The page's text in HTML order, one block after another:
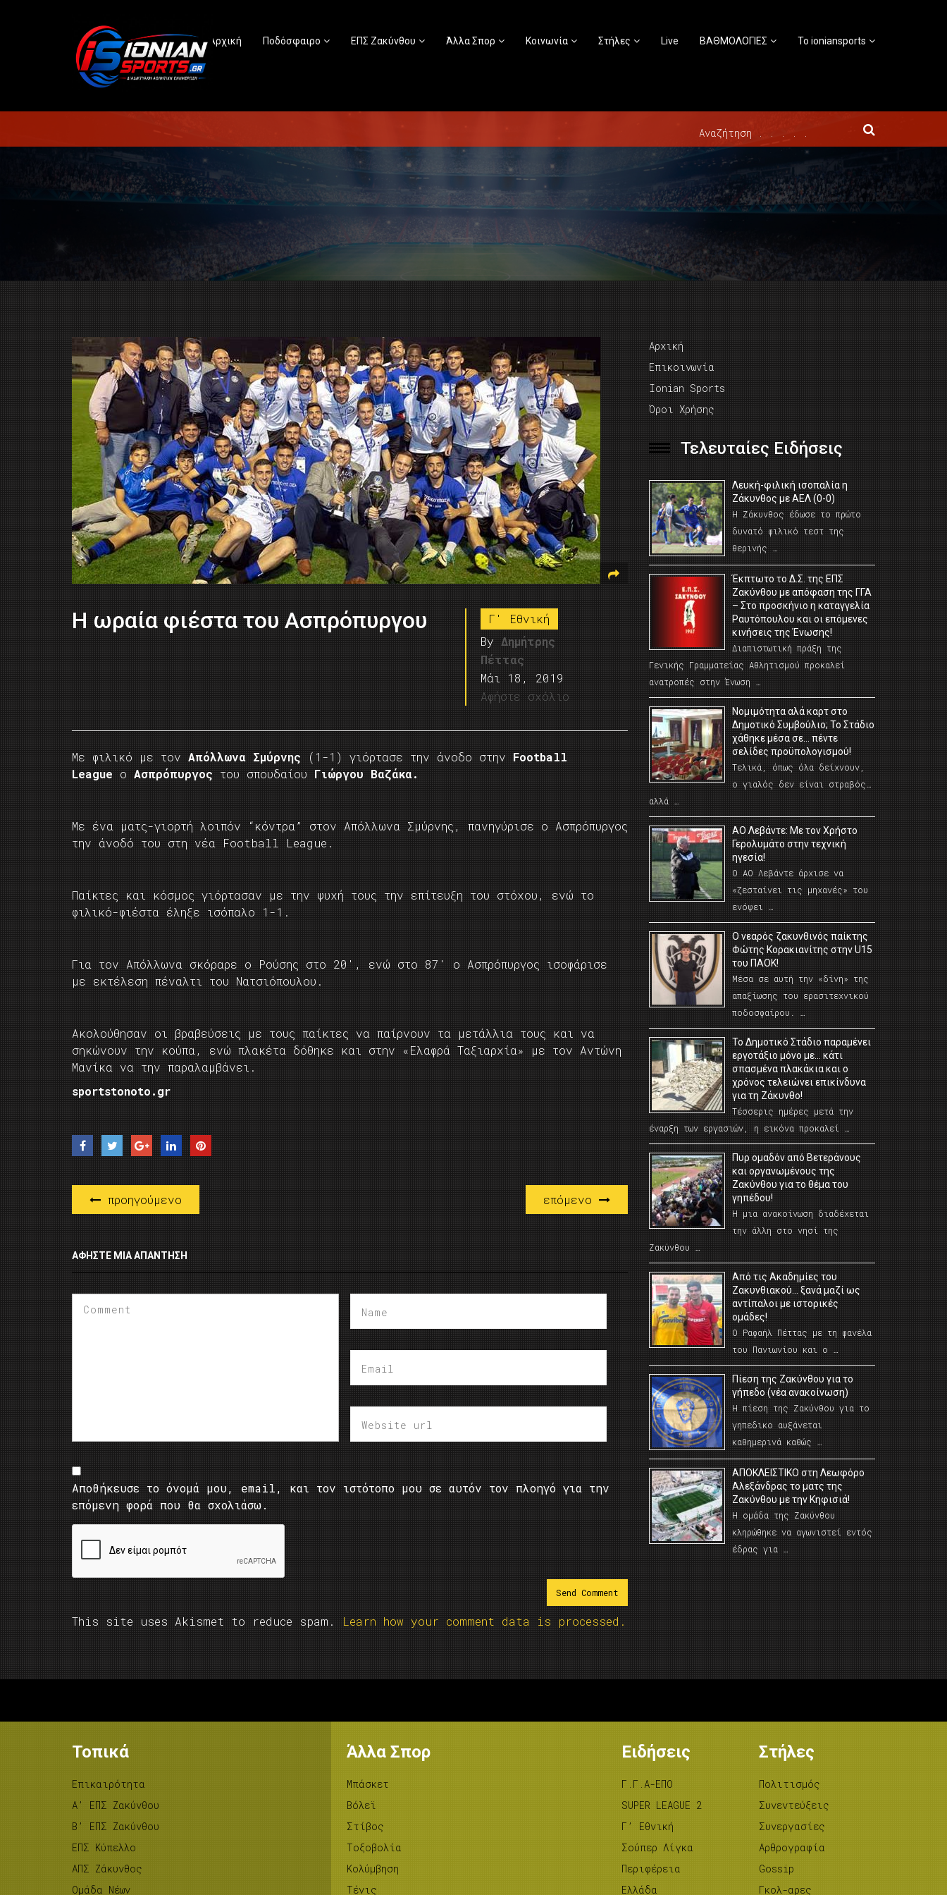
Αρχική Ποδόσφαιρο ΕΠΣ Ζακύνθου Άλλα Σπορ Κοινωνία Στήλες Live ΒΑΘΜΟΛΟΓΙΕΣ Το ioniansports
Η ωραία φιέστα του Ασπρόπυργου
Γ' Εθνική
By Δημήτρης
Πέττας
Μάι 18, 2019
Αφήστε σχόλιο
Με φιλικό με τον Απόλλωνα Σμύρνης (1-1) γιόρτασε την άνοδο στην Football
League ο Ασπρόπυργος του σπουδαίου Γιώργου Βαζάκα.
Με ένα ματς-γιορτή λοιπόν “κόντρα” στον Απόλλωνα Σμύρνης, πανηγύρισε ο Ασπρόπυργος
την άνοδό του στη νέα Football League.
Παίκτες και κόσμος γιόρτασαν με την ψυχή τους την επίτευξη του στόχου, ενώ το
φιλικό-φιέστα έληξε ισόπαλο 1-1.
Για τον Απόλλωνα σκόραρε ο Ρούσης στο 20′, ενώ στο 87′ ο Ασπρόπυργος ισοφάρισε
με εκτέλεση πέναλτι του Νατσιόπουλου.
Ακολούθησαν οι βραβεύσεις με τους παίκτες να παίρνουν τα μετάλλια τους και να
σηκώνουν την κούπα, ενώ πλακέτα δόθηκε και στην «Ελαφρά Ταξιαρχία» με τον Αντώνη
Μανίκα να την παραλαμβάνει.
sportstonoto.gr
προηγούμενο επόμενο
ΑΦΉΣΤΕ ΜΙΑ ΑΠΆΝΤΗΣΗ
Αποθήκευσε το όνομά μου, email, και τον ιστότοπο μου σε αυτόν τον πλοηγό για την
επόμενη φορά που θα σχολιάσω.
This site uses Akismet to reduce spam. Learn how your comment data is processed.
Αρχική
Επικοινωνία
Ionian Sports
Όροι Χρήσης
Τελευταίες Ειδήσεις
Λευκή-φιλική ισοπαλία η
Ζάκυνθος με ΑΕΛ (0-0)
Η Ζάκυνθος έδωσε το πρώτο
δυνατό φιλικό τεστ της
θερινής …
Έκπτωτο το Δ.Σ. της ΕΠΣ
Ζακύνθου με απόφαση της ΓΓΑ
– Στο προσκήνιο η καταγγελία
Ραυτόπουλου και οι επόμενες
κινήσεις της Ένωσης!
Διαπιστωτική πράξη της
Γενικής Γραμματείας Αθλητισμού προκαλεί
ανατροπές στην Ένωση …
Νομιμότητα αλά καρτ στο
Δημοτικό Συμβούλιο; Το Στάδιο
χάθηκε μέσα σε… πέντε
σελίδες προϋπολογισμού!
Τελικά, όπως όλα δείχνουν,
ο γιαλός δεν είναι στραβός…
αλλά …
ΑΟ Λεβάντε: Με τον Χρήστο
Γερολυμάτο στην τεχνική
ηγεσία!
Ο ΑΟ Λεβάντε άρχισε να
«ζεσταίνει τις μηχανές» του
ενόψει …
O νεαρός ζακυνθινός παίκτης
Φώτης Κορακιανίτης στην U15
του ΠΑΟΚ!
Μέσα σε αυτή την «δίνη» της
απαξίωσης του ερασιτεχνικού
ποδοσφαίρου. …
Το Δημοτικό Στάδιο παραμένει
εργοτάξιο μόνο με… κάτι
σπασμένα πλακάκια και ο
χρόνος τελειώνει επικίνδυνα
για τη Ζάκυνθο!
Τέσσερις ημέρες μετά την
έναρξη των εργασιών, η εικόνα προκαλεί …
Πυρ ομαδόν από Βετεράνους
και οργανωμένους της
Ζακύνθου για το θέμα του
γηπέδου!
Η μια ανακοίνωση διαδέχεται
την άλλη στο νησί της
Ζακύνθου …
Από τις Ακαδημίες του
Ζακυνθιακού… ξανά μαζί ως
αντίπαλοι με ιστορικές
ομάδες!
Ο Ραφαήλ Πέττας με τη φανέλα
του Πανιωνίου και ο …
Πίεση της Ζακύνθου για το
γήπεδο (νέα ανακοίνωση)
Η πίεση της Ζακύνθου για το
γηπεδικο αυξάνεται
καθημερινά καθώς …
AΠΟΚΛΕΙΣΤΙΚΟ στη Λεωφόρο
Αλεξάνδρας το ματς της
Ζακύνθου με την Κηφισιά!
Η ομάδα της Ζακύνθου
κληρώθηκε να αγωνιστεί εντός
έδρας για …
Τοπικά
Επικαιρότητα
A’ ΕΠΣ Ζακύνθου
B’ ΕΠΣ Ζακύνθου
ΕΠΣ Κύπελλο
ΑΠΣ Ζάκυνθος
Ομάδα Νέων
Άλλα Σπορ
Μπάσκετ
Βόλεϊ
Στίβος
Tοξοβολία
Κολύμβηση
Τένις
Ειδήσεις
Γ.Γ.Α-ΕΠΟ
SUPER LEAGUE 2
Γ’ Εθνική
Σούπερ Λίγκα
Περιφέρεια
Ελλάδα
Στήλες
Πολιτισμός
Συνεντεύξεις
Συνεργασίες
Αρθρογραφία
Gossip
Γκολ-αρες